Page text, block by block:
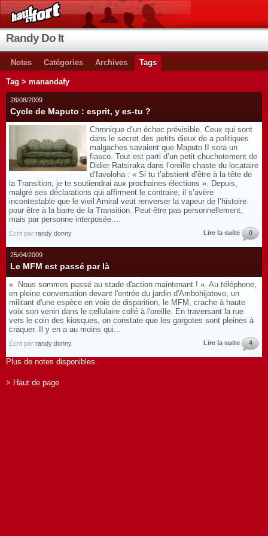
Randy Do It
Notes Catégories Archives Tags
Tag > manandafy
28/08/2009
Cycle de Maputo : esprit, y es-tu ?
Chronique d’un échec prévisible. Ceux qui sont
dans le secret des petits dieux de a politiques
malgaches savaient que Maputo II sera un
fiasco. Tout est parti d’un petit chuchotement de
Didier Ratsiraka dans l’oreille chaste du locataire
d’Iavoloha : « Si tu t’abstient d’être à la tête de
la Transition, je te soutiendrai aux prochaines élections ». Depuis,
malgré ses déclarations qui affirment le contraire, il s’avère
incontestable que le vieil Amiral veut renverser la vapeur de l’histoire
pour être à la barre de la Transition. Peut-être pas personnellement,
mais par personne interposée....
Écrit par randy donny Lire la suite 0
25/04/2009
Le MFM est passé par là
« Nous sommes passé au stade d'action maintenant ! ». Au téléphone,
en pleine conversation devant l'entrée du jardin d'Ambohijatovo, un
militant d'une espèce en voie de disparition, le MFM, crache à haute
voix son venin dans le cellulaire collé à l'oreille. En traversant la rue
vers le coin des kiosques, on constate que les gargotes sont pleines à
craquer. Il y en a au moins qui...
Écrit par randy donny Lire la suite 4
Plus de notes disponibles.
> Haut de page